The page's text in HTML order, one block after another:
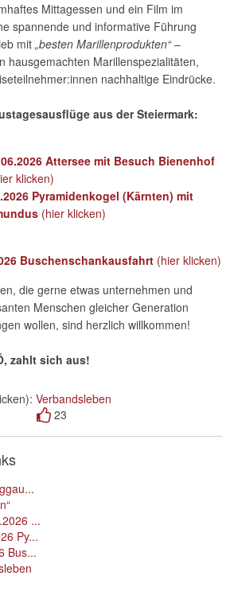
Mittagessen und ein Film im
spannende und informative Führung
mit „besten Marillenprodukten“–
hausgemachten Marillenspezialitäten,
nachhaltige Eindrücke.
aus der Steiermark:
Attersee mit Besuch Bienenhof
klicken)
Pyramidenkogel (Kärnten) mit
(hier klicken)
Buschenschankausfahrt (hier klicken)
die gerne etwas unternehmen und
Menschen gleicher Generation
wollen, sind herzlich willkommen!
zahlt sich aus!
Verbandsleben
23
...
Py...
Bus...